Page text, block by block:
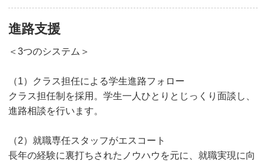
進路支援
＜3つのシステム＞
（1）クラス担任による学生進路フォロー
クラス担任制を採用。学生一人ひとりとじっくり面談し、
進路相談を行います。
（2）就職専任スタッフがエスコート
長年の経験に裏打ちされたノウハウを元に、就職実現に向